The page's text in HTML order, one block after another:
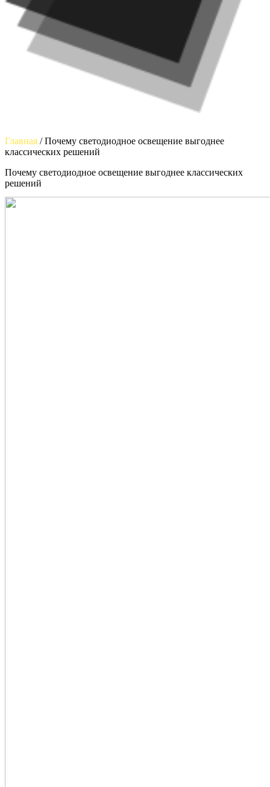
Главная /Почему светодиодное освещение выгоднее
классических решений
Почему светодиодное освещение выгоднее классических
решений